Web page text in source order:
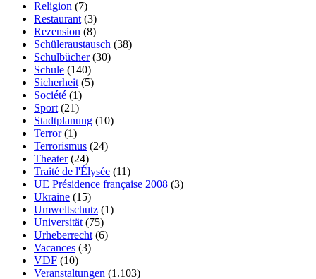
Religion (7)
Restaurant (3)
Rezension (8)
Schüleraustausch (38)
Schulbücher(30)
Schule (140)
Sicherheit (5)
Société (1)
Sport (21)
Stadtplanung (10)
Terror(1)
Terrorismus (24)
Theater(24)
Traité de l'Élysée (11)
UE Présidence française 2008 (3)
Ukraine (15)
Umweltschutz (1)
Universität (75)
Urheberrecht (6)
Vacances (3)
VDF (10)
Veranstaltungen (1.103)